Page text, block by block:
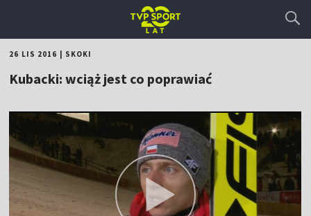
26 LIS 2016 SKOKI
Kubacki: wciąż jest co poprawiać